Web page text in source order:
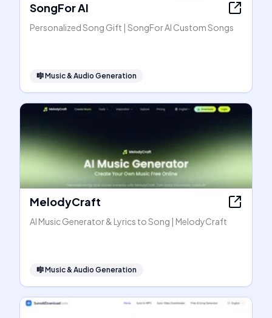
SongFor AI
Personalized Song Gift | SongFor AI Custom Songs
🎼Music & Audio Generation
MelodyCraft
AI Music Generator & Lyrics to Song | MelodyCraft
🎼Music & Audio Generation